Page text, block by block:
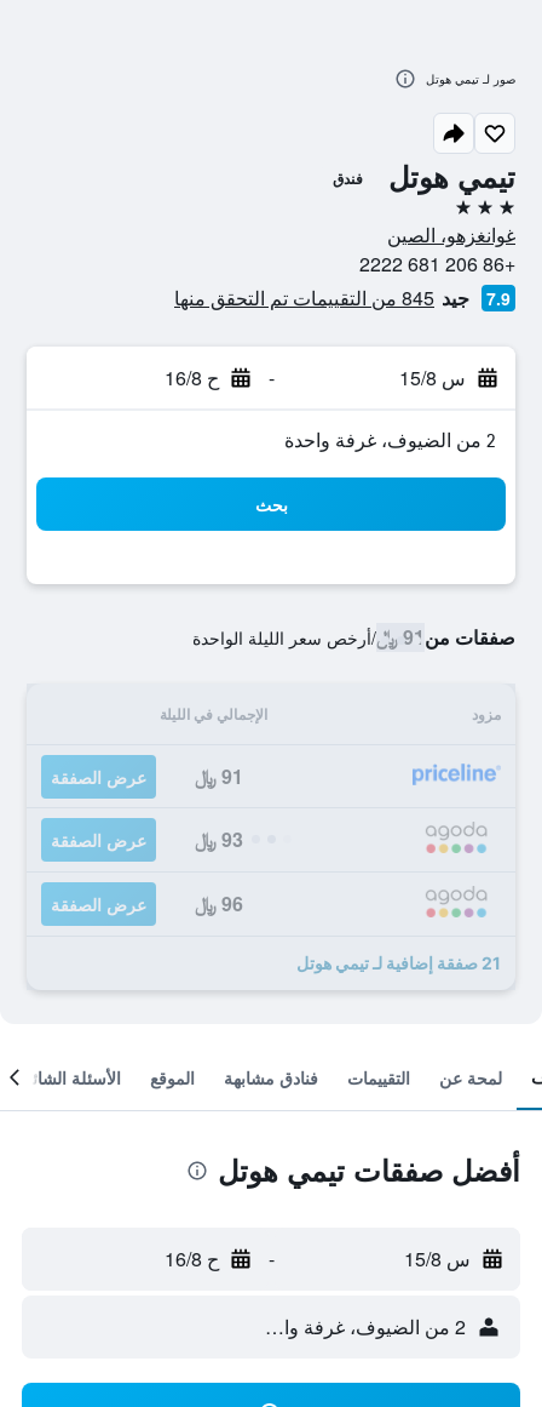
تيمي هوتل فندق
3 نجوم
غوانغزهو، الصين
+86 206 681 2222
7.9 جيد 845 من التقييمات تم التحقق منها
س 15/8 - ح 16/8
2 من الضيوف، غرفة واحدة
بحث
صفقات من91 ﷼ /أرخص سعر الليلة الواحدة
مزود الإجمالي في الليلة
91 ﷼ عرض الصفقة
93 ﷼ عرض الصفقة
96 ﷼ عرض الصفقة
21 صفقة إضافية لـ تيمي هوتل
صور لـ تيمي هوتل
لمحة عن التقييمات فنادق مشابهة الموقع الأسئلة الشائعة
أفضل صفقات تيمي هوتل
س 15/8 - ح 16/8
2 من الضيوف، غرفة واحدة